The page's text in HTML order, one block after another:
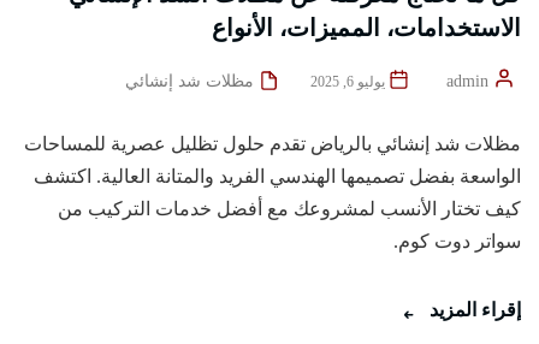
الاستخدامات، المميزات، الأنواع
يوليو 6, 2025 مظلات شد إنشائي
مظلات شد إنشائي بالرياض تقدم حلول تظليل عصرية للمساحات
الواسعة بفضل تصميمها الهندسي الفريد والمتانة العالية. اكتشف
كيف تختار الأنسب لمشروعك مع أفضل خدمات التركيب من
سواتر دوت كوم.
إقراء المزيد